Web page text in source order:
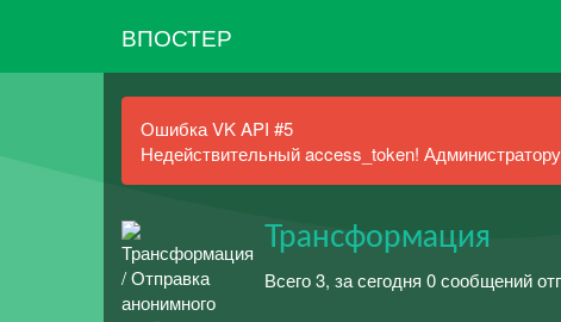
ВПОСТЕР
Ошибка VK API #5
Недействительный access_token!
Трансформация
Всего 3, за сегодня 0 сообщений